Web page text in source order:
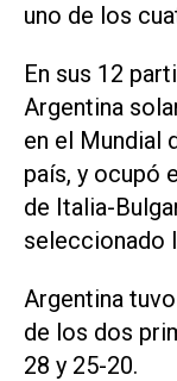
uno de los
En sus 12
Argentina
en el Mundial
país, y ocupó
de Italia-
seleccionado
Argentina
de los dos
28 y 25-20.